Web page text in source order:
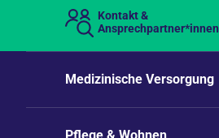
Kontakt &
Ansprechpartner*innen
Medizinische Versorgung